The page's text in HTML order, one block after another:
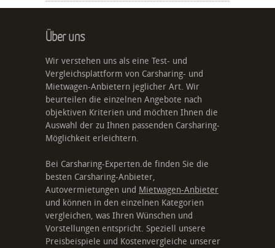
Über uns
Wir verstehen uns als eine Test- und
Vergleichsplattform von Carsharing- und
Mietwagen-Anbietern jeglicher Art. Wir
beurteilen die einzelnen Angebote nach
objektiven Kriterien und möchten Ihnen die
Auswahl der zu Ihnen passenden Carsharing-
Möglichkeit erleichtern.
Bei Carsharing-Experten.de finden Sie die
besten Carsharing-Anbieter,
Autovermietungen und Mietwagen-Anbieter
und können in den einzelnen Kategorien
vergleichen, was Ihren Wünschen und
Vorstellungen entspricht. Speziell unsere
Preisbeispiele und Kostenvergleiche unserer